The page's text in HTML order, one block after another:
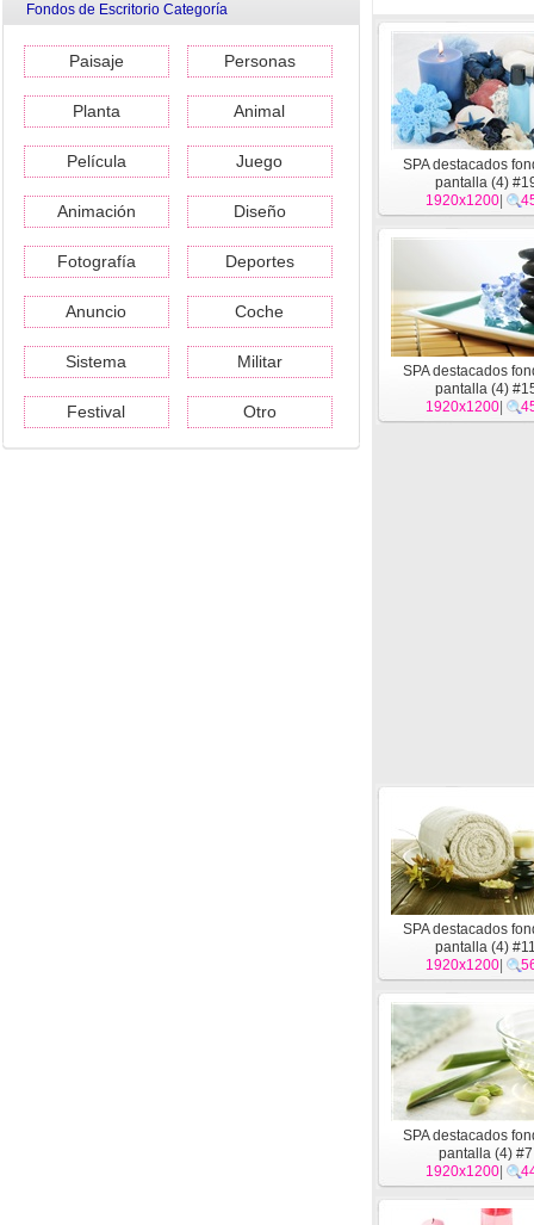
Fondos de Escritorio Categoría
Paisaje Personas
Planta Animal
Película Juego
Animación Diseño
Fotografía Deportes
Anuncio Coche
Sistema Militar
Festival Otro
SPA destacados
pantalla (4)
1920x1200
SPA destacados
pantalla (4)
1920x1200
SPA destacados
pantalla (4)
1920x1200
SPA destacados
pantalla (4) #7
1920x1200